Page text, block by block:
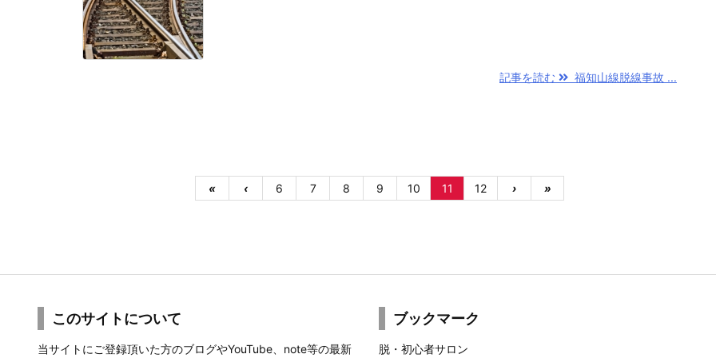
記事を読む 福知山線脱線事故 ...
« ‹ 6 7 8 9 10 11 12 › »
このサイトについて
当サイトにご登録頂いた方のブログやYouTube、note等の最新
ブックマーク
脱・初心者サロン